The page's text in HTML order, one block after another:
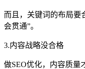
而且，关键词的布局要
会贯通”。
3.内容战略没合格
做SEO优化，内容质量